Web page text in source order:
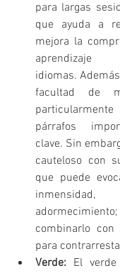
para largas
que ayuda a
mejora la
idiomas.
facultad de
párrafos
clave. Sin
cauteloso con
que puede
combinarlo con
para
Verde: El